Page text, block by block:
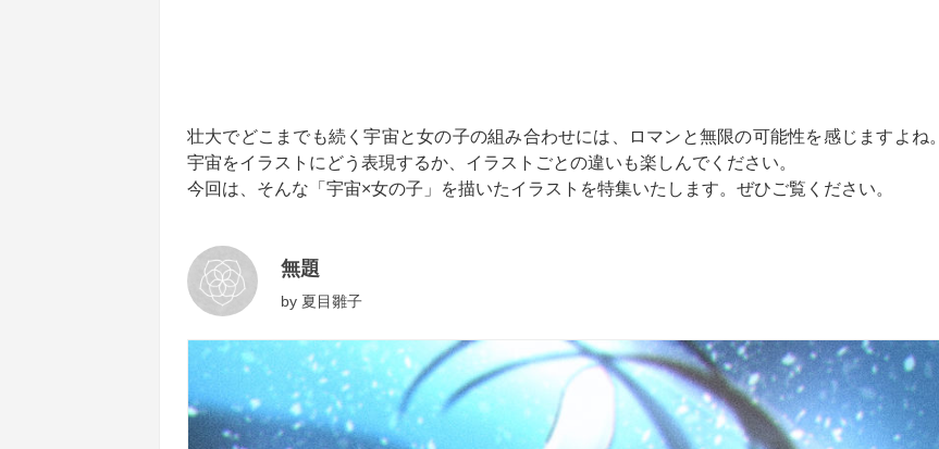
壮大でどこまでも続く宇宙と女の子の組み合わせには、ロマンと無限の可能性を感じますよね。
宇宙をイラストにどう表現するか、イラストごとの違いも楽しんでください。
今回は、そんな「宇宙×女の子」を描いたイラストを特集いたします。ぜひご覧ください。
無題
by 夏目雛子